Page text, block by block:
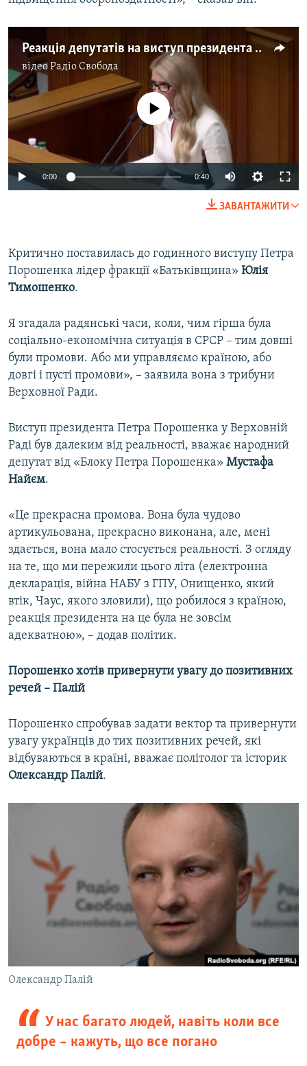
Реакція депутатів на виступ президента Порошенка в Раді
відеоРадіо Свобода
No media source currently available
0:00 0:40
ЗАВАНТАЖИТИ
Критично поставилась до годинного виступу Петра
Порошенка лідер фракції «Батьківщина» Юлія
Тимошенко.
Я згадала радянські часи, коли, чим гірша була
соціально-економічна ситуація в СРСР – тим довші
були промови. Або ми управляємо країною, або
довгі і пусті промови», – заявила вона з трибуни
Верховної Ради.
Виступ президента Петра Порошенка у Верховній
Раді був далеким від реальності, вважає народний
депутат від «Блоку Петра Порошенка» Мустафа
Найєм.
«Це прекрасна промова. Вона була чудово
артикульована, прекрасно виконана, але, мені
здається, вона мало стосується реальності. З огляду
на те, що ми пережили цього літа (електронна
декларація, війна НАБУ з ГПУ, Онищенко, який
втік, Чаус, якого зловили), що робилося з країною,
реакція президента на це була не зовсім
адекватною», – додав політик.
Порошенко хотів привернути увагу до позитивних
речей – Палій
Порошенко спробував задати вектор та привернути
увагу українців до тих позитивних речей, які
відбуваються в країні, вважає політолог та історик
Олександр Палій.
Олександр Палій
У нас багато людей, навіть коли все
добре – кажуть, що все погано